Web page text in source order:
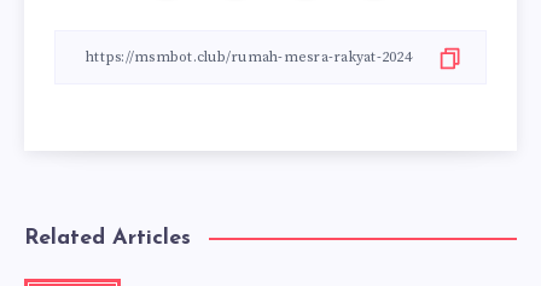
Related Articles